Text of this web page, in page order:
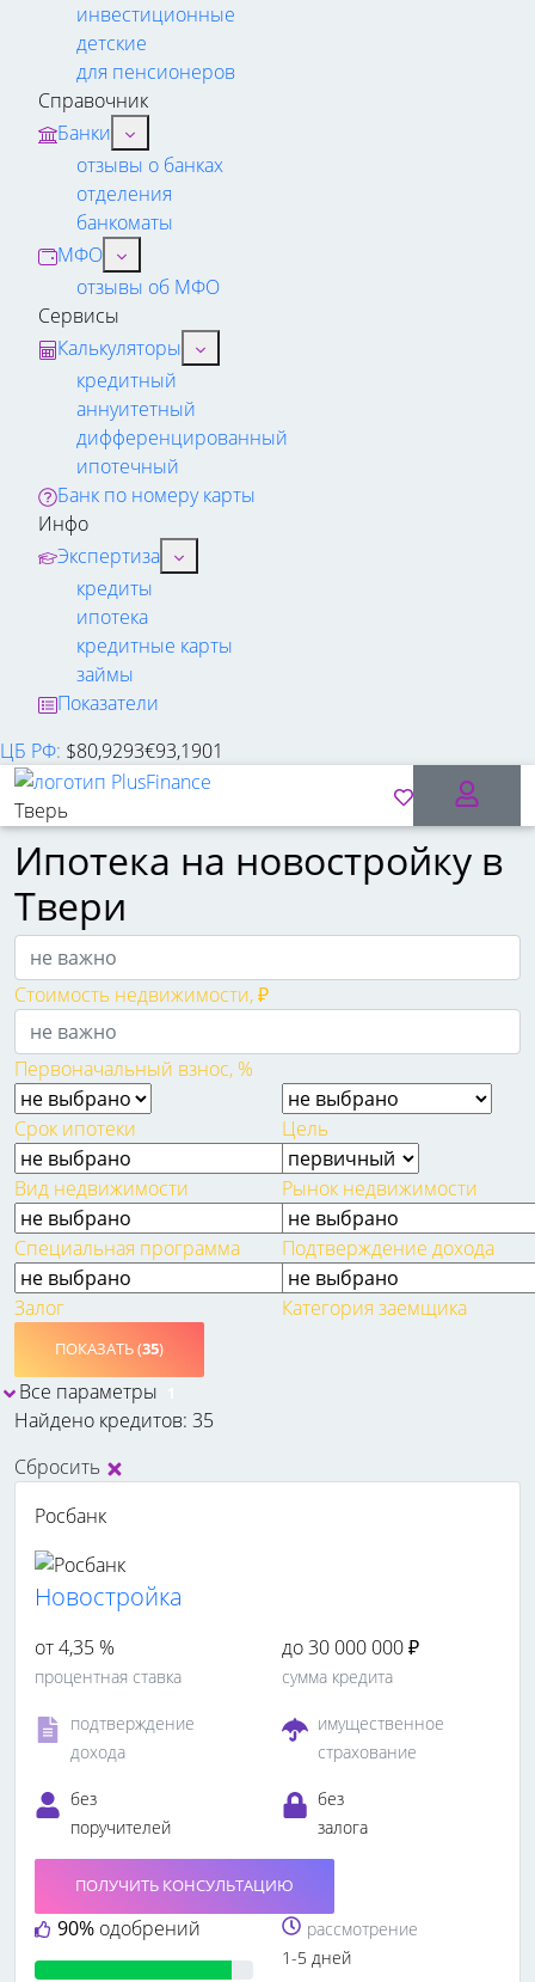
инвестиционные
детские
для пенсионеров
Справочник
Банки
отзывы о банках
отделения
банкоматы
МФО
отзывы об МФО
Сервисы
Калькуляторы
кредитный
аннуитетный
дифференцированный
ипотечный
Банк по номеру карты
Инфо
Экспертиза
кредиты
ипотека
кредитные карты
займы
Показатели
ЦБ РФ: $80,9293€93,1901
Тверь
Ипотека на новостройку в
Твери
Стоимость недвижимости, ₽
Первоначальный взнос, %
Срок ипотеки Цель
Вид недвижимости Рынок недвижимости
Специальная программа Подтверждение дохода
Залог Категория заемщика
ПОКАЗАТЬ (35)
Все параметры
Найдено кредитов: 35
Сбросить
Росбанк
Новостройка
от 4,35 %
процентная ставка
до 30 000 000 ₽
сумма кредита
подтверждение
дохода
имущественное
страхование
без
поручителей
без
залога
90% одобрений
ПОЛУЧИТЬ КОНСУЛЬТАЦИЮ
рассмотрение
1-5 дней